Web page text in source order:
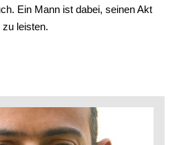
Ein Mann ist dabei, seinen Akt
leisten.